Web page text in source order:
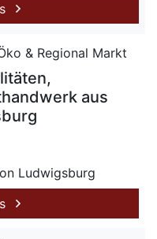
& Regional Markt
aus
Ludwigsburg